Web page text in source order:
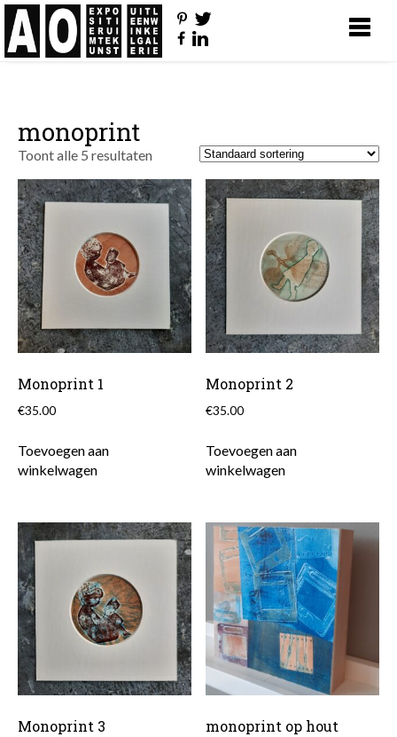
monoprint
Toont alle 5 resultaten
Monoprint 1
€35.00
Toevoegen aan
winkelwagen
Monoprint 2
€35.00
Toevoegen aan
winkelwagen
Monoprint 3 monoprint op hout